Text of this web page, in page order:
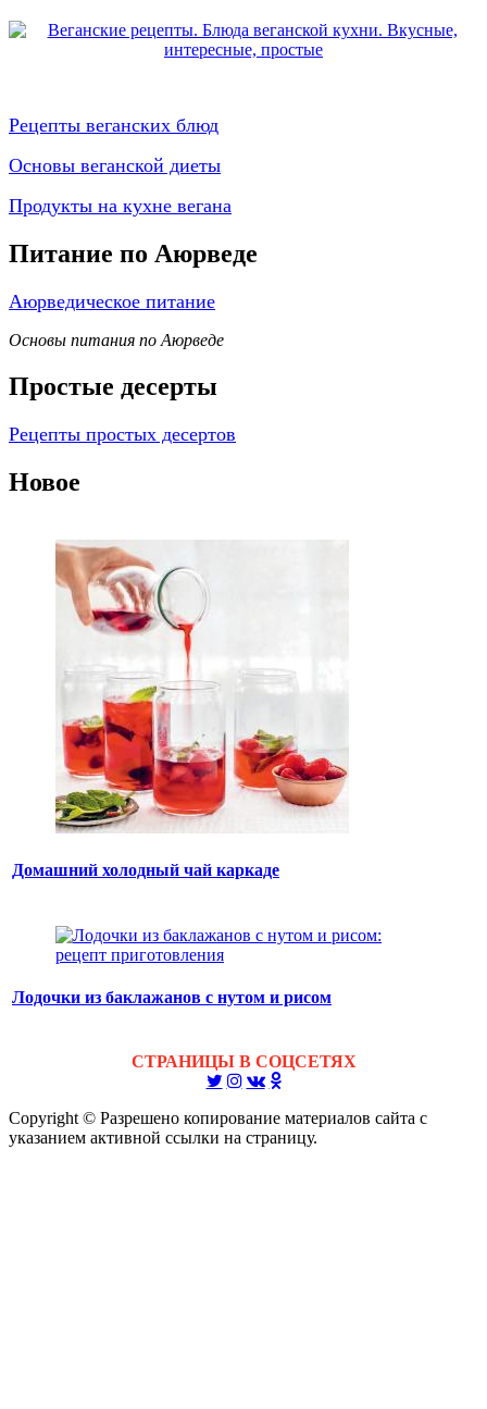
Рецепты веганских блюд
Основы веганской диеты
Продукты на кухне вегана
Питание по Аюрведе
Аюрведическое питание
Основы питания по Аюрведе
Простые десерты
Рецепты простых десертов
Новое
Домашний холодный чай каркаде
Лодочки из баклажанов с нутом и рисом
СТРАНИЦЫ В СОЦСЕТЯХ
Copyright © Разрешено копирование материалов сайта с
указанием активной ссылки на страницу.